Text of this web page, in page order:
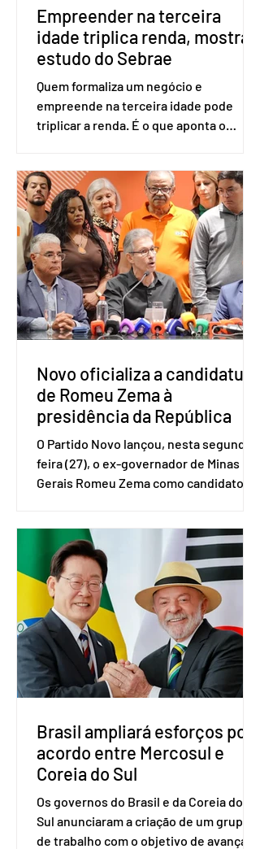
Empreender na terceira
idade triplica renda, mostra
estudo do Sebrae
Quem formaliza um negócio e
empreende na terceira idade pode
triplicar a renda. É o que aponta o
Amostra de Domicílio (PNAD Contínua),
do Serviço Brasileiro de Apoio às Micro
e Pequenas Empresas (Sebrae),
realizado a partir de dados do Instituto
Brasileiro de Geografia e Estatística
(IBGE). O estudo do Sebrae mostra que,
no quarto trimestre de 2025, os
empreendedores 60+ formalizados
atingiram o maior rendime
Novo oficializa a candidatura
de Romeu Zema à
presidência da República
O Partido Novo lançou, nesta segunda-
feira (27), o ex-governador de Minas
Gerais Romeu Zema como candidato à
Brasília. O Novo ainda não definiu quem
vai compor a chapa como candidato a
vice-presidente. A convenção contou
com a presença do presidente nacional
do partido, Eduardo Ribeiro, e do
senador Eduardo Girão, filiado ao Novo
desde fevereiro de 2023. Formado em
administração de empresas pela
Fundaç
Brasil ampliará esforços por
acordo entre Mercosul e
Coreia do Sul
Os governos do Brasil e da Coreia do
Sul anunciaram a criação de um grupo
de trabalho com o objetivo de avançar